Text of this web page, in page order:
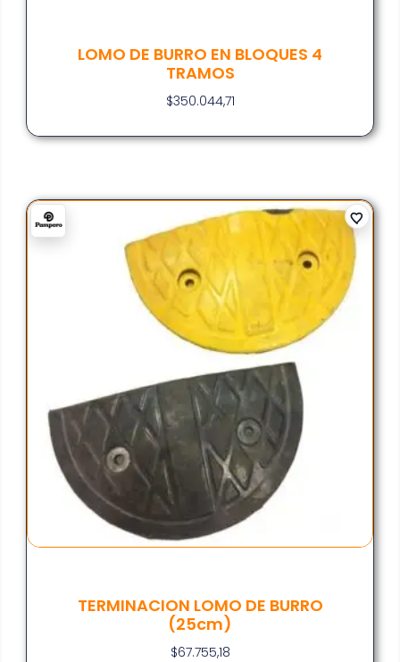
LOMO DE BURRO EN BLOQUES 4
TRAMOS
$350.044,71
TERMINACION LOMO DE BURRO
(25cm)
$67.755,18